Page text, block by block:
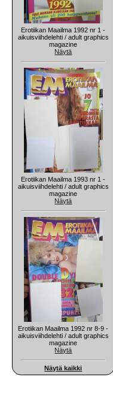
Erotiikan Maailma 1992 nr 1 -
aikuisviihdelehti / adult graphics
magazine
Näytä
Erotiikan Maailma 1993 nr 1 -
aikuisviihdelehti / adult graphics
magazine
Näytä
Erotiikan Maailma 1992 nr 8-9 -
aikuisviihdelehti / adult graphics
magazine
Näytä
Näytä kaikki